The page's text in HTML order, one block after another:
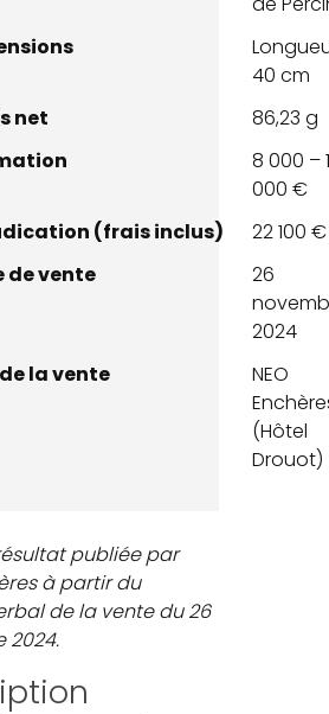
40 cm
net
86,23 g
8 000 –
000 €
(frais inclus)
22 100 €
de vente
26
2024
la vente
NEO
(Hôtel
Drouot)
publiée par
à partir du
de la vente du 26
2024.